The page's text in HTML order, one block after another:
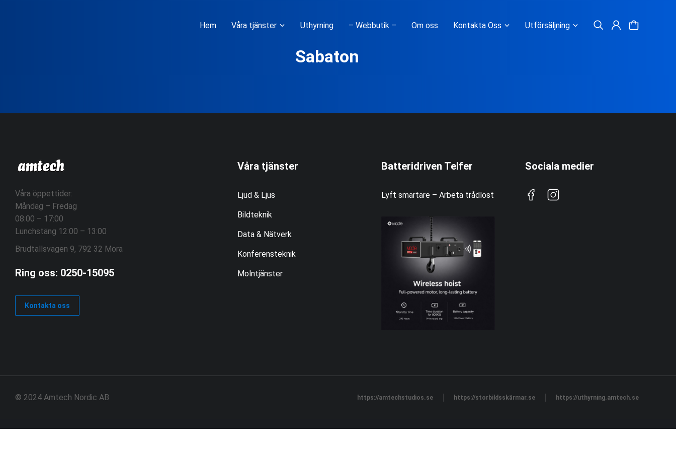
Hem Våra tjänster Uthyrning – Webbutik – Om oss Kontakta Oss Utförsäljning
Sabaton
Våra öppettider:
Måndag – Fredag
08:00 – 17:00
Lunchstäng 12:00 – 13:00
Brudtallsvägen 9, 792 32 Mora
Ring oss: 0250-15095
Kontakta oss
Våra tjänster
Ljud & Ljus
Bildteknik
Data & Nätverk
Konferensteknik
Molntjänster
Batteridriven Telfer
Lyft smartare – Arbeta trådlöst
Sociala medier
© 2024 Amtech Nordic AB https://amtechstudios.se https://storbildsskärmar.se https://uthyrning.amtech.se